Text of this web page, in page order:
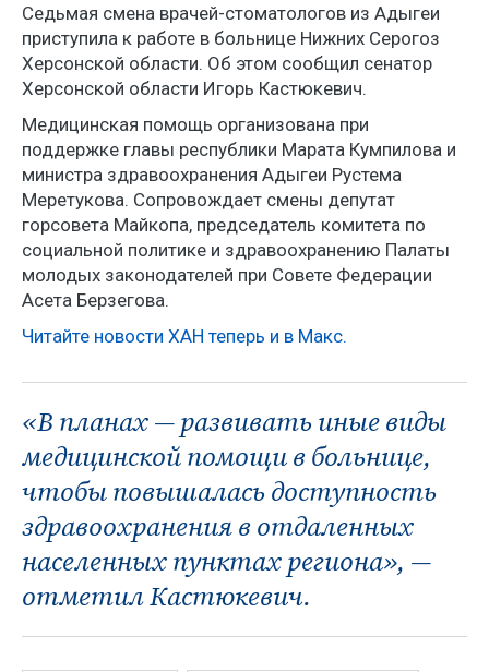
Седьмая смена врачей-стоматологов из Адыгеи
приступила к работе в больнице Нижних Серогоз
Херсонской области. Об этом сообщил сенатор
Херсонской области Игорь Кастюкевич.
Медицинская помощь организована при
поддержке главы республики Марата Кумпилова и
министра здравоохранения Адыгеи Рустема
Меретукова. Сопровождает смены депутат
горсовета Майкопа, председатель комитета по
социальной политике и здравоохранению Палаты
молодых законодателей при Совете Федерации
Асета Берзегова.
Читайте новости ХАН теперь и в Макс.
«В планах — развивать иные виды
медицинской помощи в больнице,
чтобы повышалась доступность
здравоохранения в отдаленных
населенных пунктах региона», —
отметил Кастюкевич.